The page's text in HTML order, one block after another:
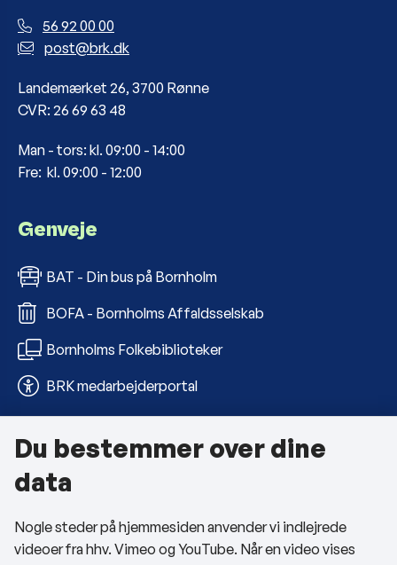
56 92 00 00
post@brk.dk
Landemærket 26, 3700 Rønne
CVR: 26 69 63 48
Man - tors: kl. 09:00 - 14:00
Fre: kl. 09:00 - 12:00
Genveje
BAT - Din bus på Bornholm
BOFA - Bornholms Affaldsselskab
Bornholms Folkebiblioteker
BRK medarbejderportal
Om kommunen
Kontakt os
Telefon- og åbningstider
Du bestemmer over dine
data
Nogle steder på hjemmesiden anvender vi indlejrede
videoer fra hhv. Vimeo og YouTube. Når en video vises